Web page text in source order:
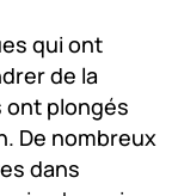
qui ont
de la
ont plongés
De nombreux
dans